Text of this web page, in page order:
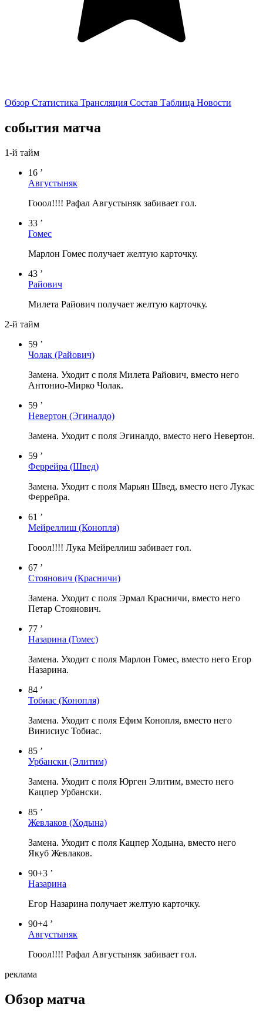
Обзор Статистика Трансляция Состав Таблица Новости
события матча
1-й тайм
16 ’
Августыняк
Гооол!!!! Рафал Августыняк забивает гол.
33 ’
Гомес
Марлон Гомес получает желтую карточку.
43 ’
Райович
Милета Райович получает желтую карточку.
2-й тайм
59 ’
Чолак (Райович)
Замена. Уходит с поля Милета Райович, вместо него
Антонио-Мирко Чолак.
59 ’
Невертон (Эгиналдо)
Замена. Уходит с поля Эгиналдо, вместо него Невертон.
59 ’
Феррейра (Швед)
Замена. Уходит с поля Марьян Швед, вместо него Лукас
Феррейра.
61 ’
Мейреллиш (Конопля)
Гооол!!!! Лука Мейреллиш забивает гол.
67 ’
Стоянович (Красничи)
Замена. Уходит с поля Эрмал Красничи, вместо него
Петар Стоянович.
77 ’
Назарина (Гомес)
Замена. Уходит с поля Марлон Гомес, вместо него Егор
Назарина.
84 ’
Тобиас (Конопля)
Замена. Уходит с поля Ефим Конопля, вместо него
Винисиус Тобиас.
85 ’
Урбански (Элитим)
Замена. Уходит с поля Юрген Элитим, вместо него
Кацпер Урбански.
85 ’
Жевлаков (Ходына)
Замена. Уходит с поля Кацпер Ходына, вместо него
Якуб Жевлаков.
90+3 ’
Назарина
Егор Назарина получает желтую карточку.
90+4 ’
Августыняк
Гооол!!!! Рафал Августыняк забивает гол.
реклама
Обзор матча